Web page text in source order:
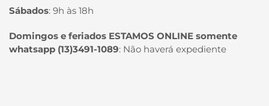
Sábados: 9h às 18h
Domingos e feriados ESTAMOS ONLINE somente
whatsapp (13)3491-1089: Não haverá expediente